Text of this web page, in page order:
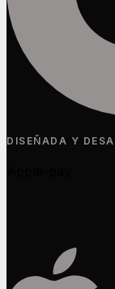
DISEÑADA Y